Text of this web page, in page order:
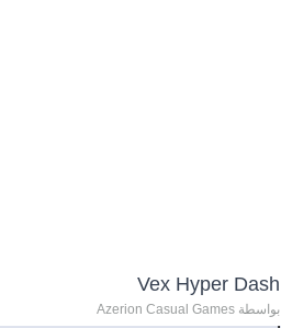
Vex Hyper Dash
بواسطة Azerion Casual Games